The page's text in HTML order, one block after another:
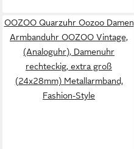
OOZOO Quarzuhr Oozoo Damen
Armbanduhr OOZOO Vintage,
(Analoguhr), Damenuhr
rechteckig, extra groß
(24x28mm) Metallarmband,
Fashion-Style